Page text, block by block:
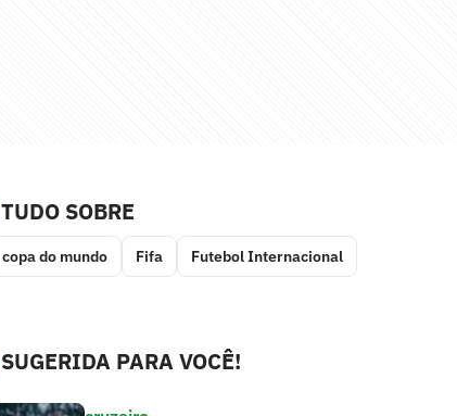
TUDO SOBRE
copa do mundo Fifa Futebol Internacional
SUGERIDA PARA VOCÊ!